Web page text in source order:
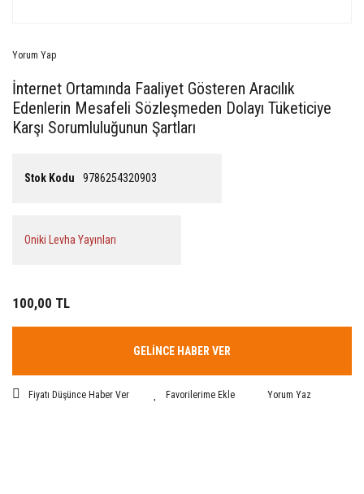
Yorum Yap
İnternet Ortamında Faaliyet Gösteren Aracılık
Edenlerin Mesafeli Sözleşmeden Dolayı Tüketiciye
Karşı Sorumluluğunun Şartları
Stok Kodu 9786254320903
Oniki Levha Yayınları
100,00 TL
GELİNCE HABER VER
Fiyatı Düşünce Haber Ver Yorum Yaz